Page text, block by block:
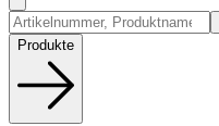
Produkte